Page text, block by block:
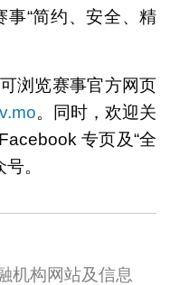
“简约、安全、精
浏览赛事官方网页
。同时，欢迎关
专页及“全
。
机构网站及信息